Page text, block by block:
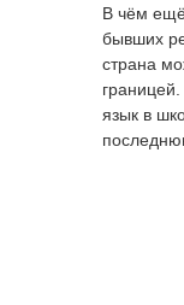
В чём ещё
бывших
страна
язык в